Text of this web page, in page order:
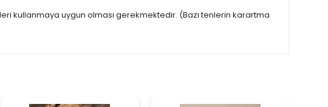
kullanmaya uygun olması gerekmektedir. (Bazı tenlerin karartma